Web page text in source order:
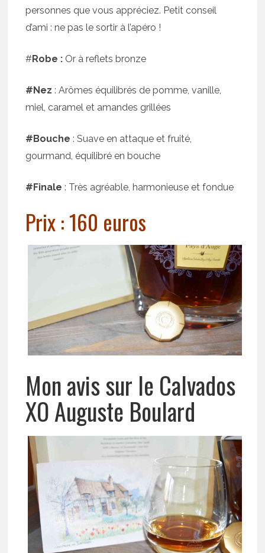
personnes que vous appréciez. Petit conseil
d’ami : ne pas le sortir à l’apéro !
#Robe : Or à reflets bronze
#Nez : Arômes équilibrés de pomme, vanille,
miel, caramel et amandes grillées
#Bouche : Suave en attaque et fruité,
gourmand, équilibré en bouche
#Finale : Très agréable, harmonieuse et fondue
Prix : 160 euros
Mon avis sur le Calvados
XO Auguste Boulard